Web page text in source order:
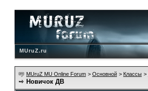
MUruZ.ru
MUruZ MU Online Forum > Основной > Классы >
Новичок ДВ